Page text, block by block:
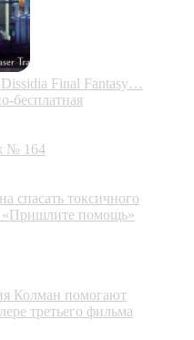
Final Fantasy…
бесплатная
№ 164
спасать токсичного
«Пришлите помощь»
Колман помогают
третьего фильма